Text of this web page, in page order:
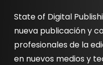
State of Digital
nueva publicación y
profesionales de la
en nuevos medios y